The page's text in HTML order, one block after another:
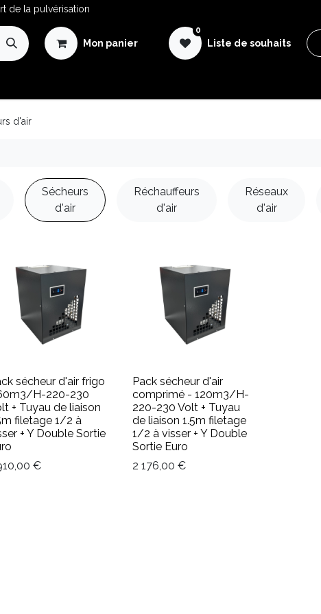
de la pulvérisation
Mon panier
0
Liste de souhaits
d'air
Sécheurs
d'air
Réchauffeurs
d'air
Réseaux
d'air
sécheur d'air frigo
H-220-230
+ Tuyau de liaison
filetage 1/2 à
+ Y Double Sortie
€
Pack sécheur d'air
comprimé - 120m3/H-
220-230 Volt + Tuyau
de liaison 1.5m filetage
1/2 à visser + Y Double
Sortie Euro
2 176,00 €